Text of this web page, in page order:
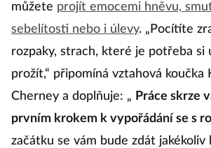
můžete projít emocemi hněvu,
sebelítosti nebo i úlevy. „Pocítíte
rozpaky, strach, které je potřeba si
prožít,“ připomíná vztahová koučka
Cherney a doplňuje: „ Práce skrze
prvním krokem k vypořádání se s
začátku se vám bude zdát jakékoliv